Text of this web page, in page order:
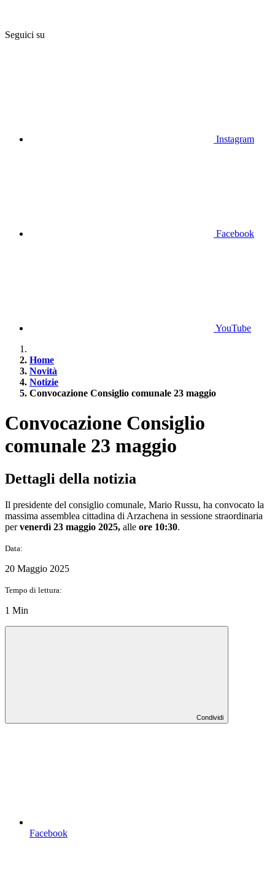
Seguici su
Instagram
Facebook
YouTube
Home
Novità
Notizie
Convocazione Consiglio comunale 23 maggio
Convocazione Consiglio
comunale 23 maggio
Dettagli della notizia
Il presidente del consiglio comunale, Mario Russu, ha convocato la
massima assemblea cittadina di Arzachena in sessione straordinaria
pervenerdì 23 maggio 2025, alle ore 10:30.
Data:
20 Maggio 2025
Tempo di lettura:
1 Min
Condividi
Facebook